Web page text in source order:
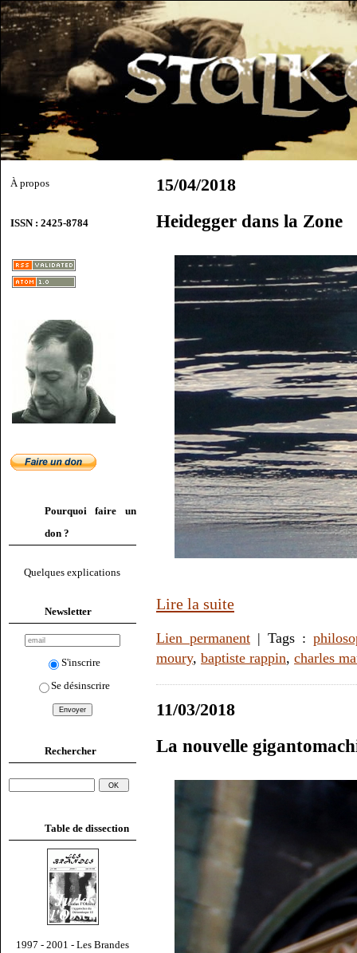
À propos
ISSN : 2425-8784
Pourquoi faire un
don ?
Quelques explications
Newsletter
S'inscrire
Se désinscrire
Rechercher
Table de dissection
1997 - 2001 - Les Brandes
15/04/2018
Heidegger dans la Zone
Lire la suite
Lien permanent| Tags :
moury, baptiste rappin, charles
11/03/2018
La nouvelle